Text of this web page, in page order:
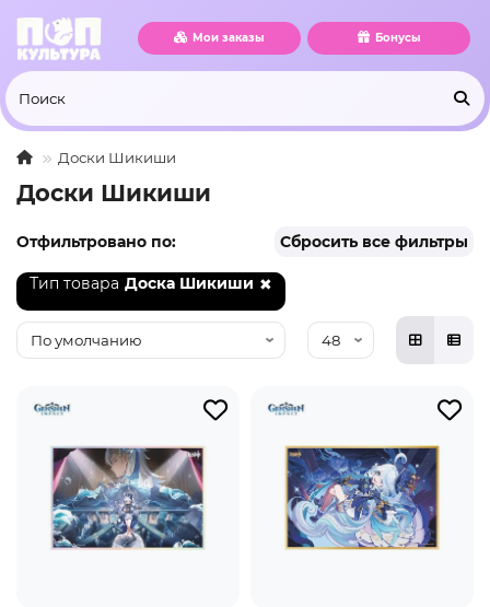
Мои заказы Бонусы
Доски Шикиши
Доски Шикиши
Отфильтровано по: Сбросить все фильтры
Тип товара Доска Шикиши